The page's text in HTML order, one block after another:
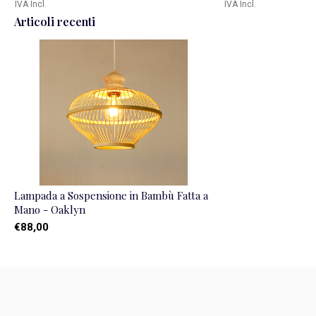
IVA Incl. IVA Incl.
Articoli recenti
Lampada a Sospensione in Bambù Fatta a
Mano - Oaklyn
€88,00